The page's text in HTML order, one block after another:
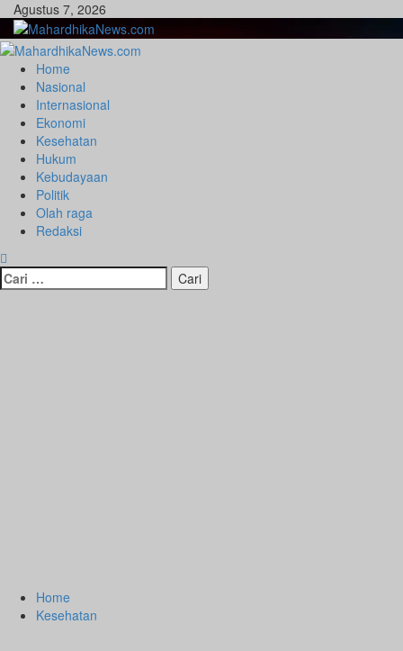
Skip
content
Agustus 7, 2026
Primary
Menu
Home
Nasional
Internasional
Ekonomi
Kesehatan
Hukum
Kebudayaan
Politik
Olah raga
Redaksi
Cari
untuk:
Home
Kesehatan